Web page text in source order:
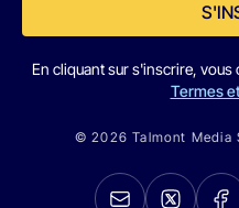
En cliquant sur s'inscrire,
Termes
© 2026 Talmont Media